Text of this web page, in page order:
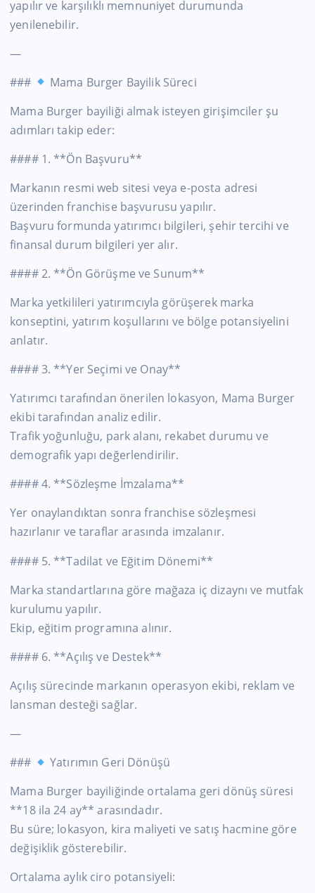
yapılır ve karşılıklı memnuniyet durumunda
yenilenebilir.
—
###
Mama Burger Bayilik Süreci
Mama Burger bayiliği almak isteyen girişimciler şu
adımları takip eder:
#### 1. **Ön Başvuru**
Markanın resmi web sitesi veya e-posta adresi
üzerinden franchise başvurusu yapılır.
Başvuru formunda yatırımcı bilgileri, şehir tercihi ve
finansal durum bilgileri yer alır.
#### 2. **Ön Görüşme ve Sunum**
Marka yetkilileri yatırımcıyla görüşerek marka
konseptini, yatırım koşullarını ve bölge potansiyelini
anlatır.
#### 3. **Yer Seçimi ve Onay**
Yatırımcı tarafından önerilen lokasyon, Mama Burger
ekibi tarafından analiz edilir.
Trafik yoğunluğu, park alanı, rekabet durumu ve
demografik yapı değerlendirilir.
#### 4. **Sözleşme İmzalama**
Yer onaylandıktan sonra franchise sözleşmesi
hazırlanır ve taraflar arasında imzalanır.
#### 5. **Tadilat ve Eğitim Dönemi**
Marka standartlarına göre mağaza iç dizaynı ve mutfak
kurulumu yapılır.
Ekip, eğitim programına alınır.
#### 6. **Açılış ve Destek**
Açılış sürecinde markanın operasyon ekibi, reklam ve
lansman desteği sağlar.
—
###
Yatırımın Geri Dönüşü
Mama Burger bayiliğinde ortalama geri dönüş süresi
**18 ila 24 ay** arasındadır.
Bu süre; lokasyon, kira maliyeti ve satış hacmine göre
değişiklik gösterebilir.
Ortalama aylık ciro potansiyeli: